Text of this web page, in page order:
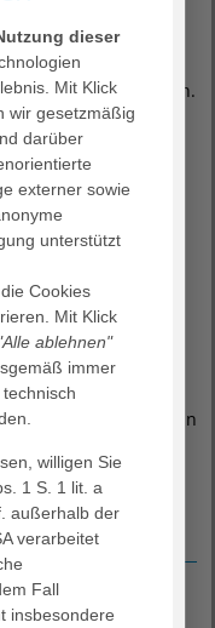
Formular
Bestellung ab 14
(Mo-Mi) in der TI
eingelöst werden.
Arzneimittelrezept.
grüne und gelbe
besteht ein
Teststreifen,
eine
Bitte beachten Sie,
Codes bei jeder
werden müssen.
können Sie weiterhin
zur Vorbestellung
Medizin
dieser
Mit Klick
wir gesetzmäßig
darüber
externer sowie
unterstützt
Cookies
Mit Klick
ablehnen"
immer
willigen Sie
1 S. 1 lit. a
außerhalb der
verarbeitet
Fall
insbesondere